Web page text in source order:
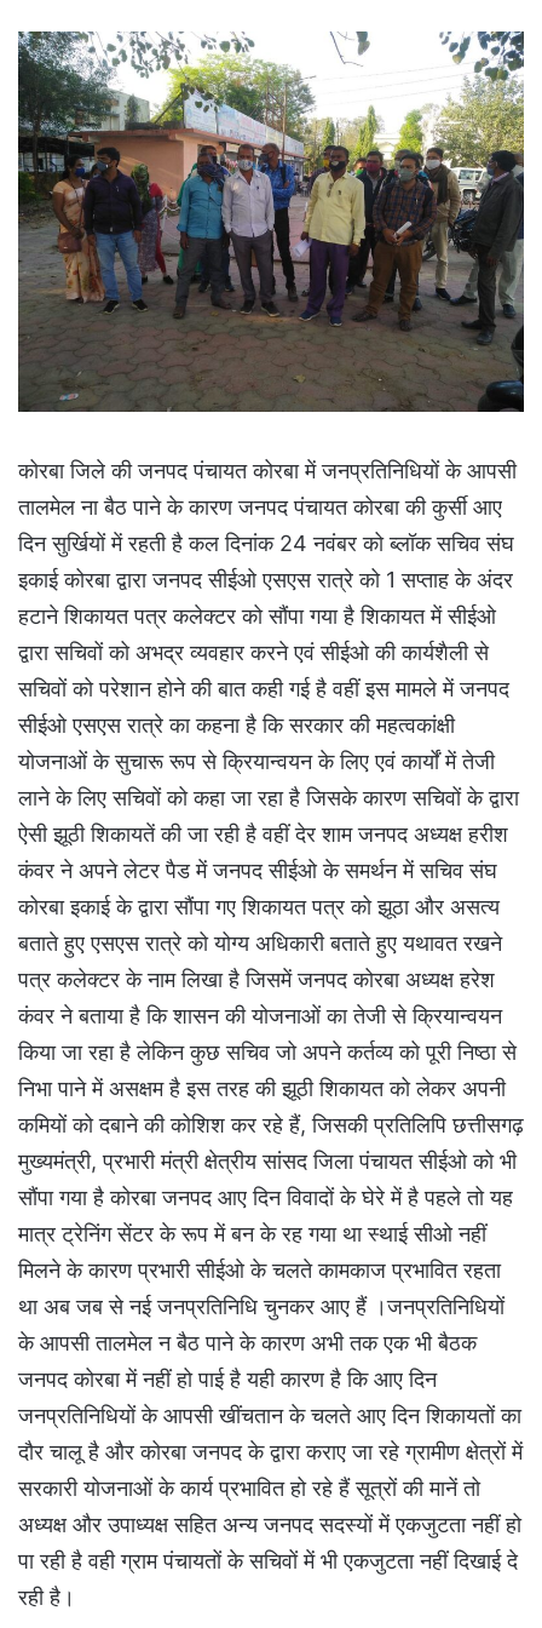
कोरबा जिले की जनपद पंचायत कोरबा में जनप्रतिनिधियों के आपसी
तालमेल ना बैठ पाने के कारण जनपद पंचायत कोरबा की कुर्सी आए
दिन सुर्खियों में रहती है कल दिनांक 24 नवंबर को ब्लॉक सचिव संघ
इकाई कोरबा द्वारा जनपद सीईओ एसएस रात्रे को 1 सप्ताह के अंदर
हटाने शिकायत पत्र कलेक्टर को सौंपा गया है शिकायत में सीईओ
द्वारा सचिवों को अभद्र व्यवहार करने एवं सीईओ की कार्यशैली से
सचिवों को परेशान होने की बात कही गई है वहीं इस मामले में जनपद
सीईओ एसएस रात्रे का कहना है कि सरकार की महत्वकांक्षी
योजनाओं के सुचारू रूप से क्रियान्वयन के लिए एवं कार्यों में तेजी
लाने के लिए सचिवों को कहा जा रहा है जिसके कारण सचिवों के द्वारा
ऐसी झूठी शिकायतें की जा रही है वहीं देर शाम जनपद अध्यक्ष हरीश
कंवर ने अपने लेटर पैड में जनपद सीईओ के समर्थन में सचिव संघ
कोरबा इकाई के द्वारा सौंपा गए शिकायत पत्र को झूठा और असत्य
बताते हुए एसएस रात्रे को योग्य अधिकारी बताते हुए यथावत रखने
पत्र कलेक्टर के नाम लिखा है जिसमें जनपद कोरबा अध्यक्ष हरेश
कंवर ने बताया है कि शासन की योजनाओं का तेजी से क्रियान्वयन
किया जा रहा है लेकिन कुछ सचिव जो अपने कर्तव्य को पूरी निष्ठा से
निभा पाने में असक्षम है इस तरह की झूठी शिकायत को लेकर अपनी
कमियों को दबाने की कोशिश कर रहे हैं, जिसकी प्रतिलिपि छत्तीसगढ़
मुख्यमंत्री, प्रभारी मंत्री क्षेत्रीय सांसद जिला पंचायत सीईओ को भी
सौंपा गया है कोरबा जनपद आए दिन विवादों के घेरे में है पहले तो यह
मात्र ट्रेनिंग सेंटर के रूप में बन के रह गया था स्थाई सीओ नहीं
मिलने के कारण प्रभारी सीईओ के चलते कामकाज प्रभावित रहता
था अब जब से नई जनप्रतिनिधि चुनकर आए हैं ।जनप्रतिनिधियों
के आपसी तालमेल न बैठ पाने के कारण अभी तक एक भी बैठक
जनपद कोरबा में नहीं हो पाई है यही कारण है कि आए दिन
जनप्रतिनिधियों के आपसी खींचतान के चलते आए दिन शिकायतों का
दौर चालू है और कोरबा जनपद के द्वारा कराए जा रहे ग्रामीण क्षेत्रों में
सरकारी योजनाओं के कार्य प्रभावित हो रहे हैं सूत्रों की मानें तो
अध्यक्ष और उपाध्यक्ष सहित अन्य जनपद सदस्यों में एकजुटता नहीं हो
पा रही है वही ग्राम पंचायतों के सचिवों में भी एकजुटता नहीं दिखाई दे
रही है।